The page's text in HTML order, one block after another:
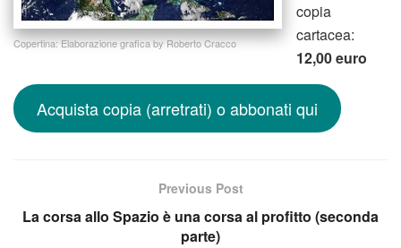
Copertina: Elaborazione grafica by Roberto Cracco
copia
cartacea:
12,00 euro
Acquista copia (arretrati) o abbonati qui
Previous Post
La corsa allo Spazio è una corsa al profitto (seconda
parte)